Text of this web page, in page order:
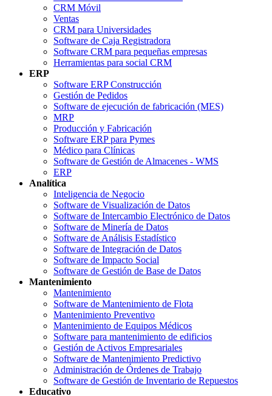
CRM Móvil
Ventas
CRM para Universidades
Software de Caja Registradora
Software CRM para pequeñas empresas
Herramientas para social CRM
ERP
Software ERP Construcción
Gestión de Pedidos
Software de ejecución de fabricación (MES)
MRP
Producción y Fabricación
Software ERP para Pymes
Médico para Clínicas
Software de Gestión de Almacenes - WMS
ERP
Analítica
Inteligencia de Negocio
Software de Visualización de Datos
Software de Intercambio Electrónico de Datos
Software de Minería de Datos
Software de Análisis Estadístico
Software de Integración de Datos
Software de Impacto Social
Software de Gestión de Base de Datos
Mantenimiento
Mantenimiento
Software de Mantenimiento de Flota
Mantenimiento Preventivo
Mantenimiento de Equipos Médicos
Software para mantenimiento de edificios
Gestión de Activos Empresariales
Software de Mantenimiento Predictivo
Administración de Órdenes de Trabajo
Software de Gestión de Inventario de Repuestos
Educativo